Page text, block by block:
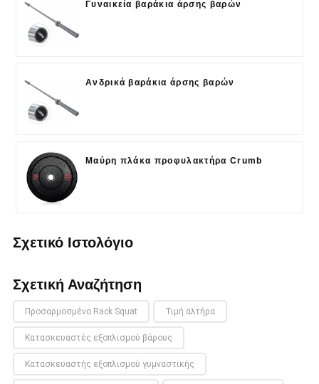
Γυναικεία βαράκια άρσης βαρών
Ανδρικά βαράκια άρσης βαρών
Μαύρη πλάκα προφυλακτήρα Crumb
Σχετικό Ιστολόγιο
Σχετική Αναζήτηση
Προσαρμοσμένο Rack Squat Τιμή αλτήρα
Κατασκευαστές εξοπλισμού βάρους
Κατασκευαστής εξοπλισμού γυμναστικής